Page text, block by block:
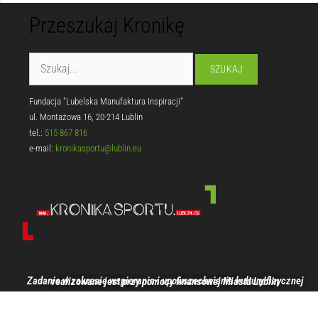
Przeszukaj Kronikę
Fundacja "Lubelska Manufaktura Inspiracji"
ul. Montażowa 16, 20-214 Lublin
tel.: 515 867 816
e-mail: kronikasportu@lublin.eu
Zadanie w zakresie wspierania i upowszechniania kultury fizycznej realizowane jest przy pomocy finansowej Miasta Lublin